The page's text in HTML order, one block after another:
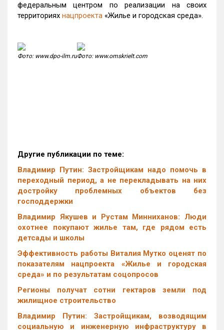
федеральным центром по реализации на своих
территориях нацпроекта «Жилье и городская среда».
Фото: www.dpo-ilm.ruФото: www.omskrielt.com
Другие публикации по теме:
Владимир Путин: Застройщикам надо помочь в
переходный период, а не перекладывать на них
достройку проблемных объектов без
господдержки
Владимир Якушев и Рустам Минниханов: Люди
охотнее покупают жилье там, где рядом есть
детсады и школы
Эффективность работы Виталия Мутко оценят по
показателям нацпроекта «Жилье и городская
среда» и по результатам соцопросов
Регионы получат сотни гектаров земли под
жилищное строительство
Владимир Путин: Застройщикам, возводящим
социальную и инженерную инфраструктуру в